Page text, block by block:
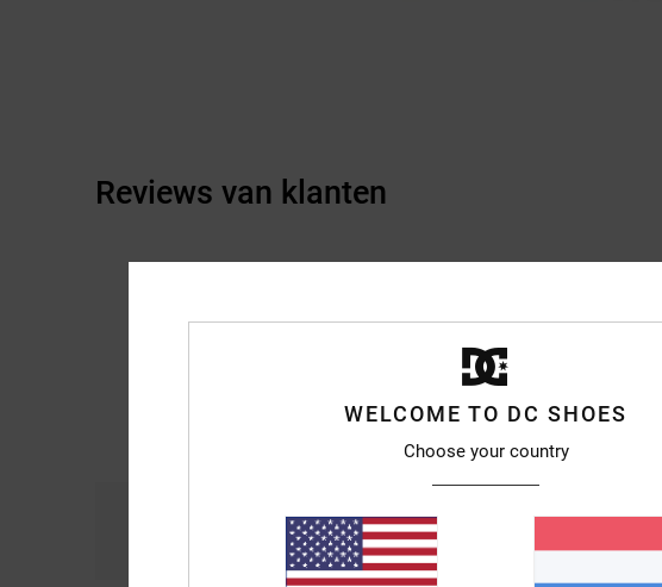
Reviews van klanten
4.8
WELCOME TO DC SHOES
Choose your country